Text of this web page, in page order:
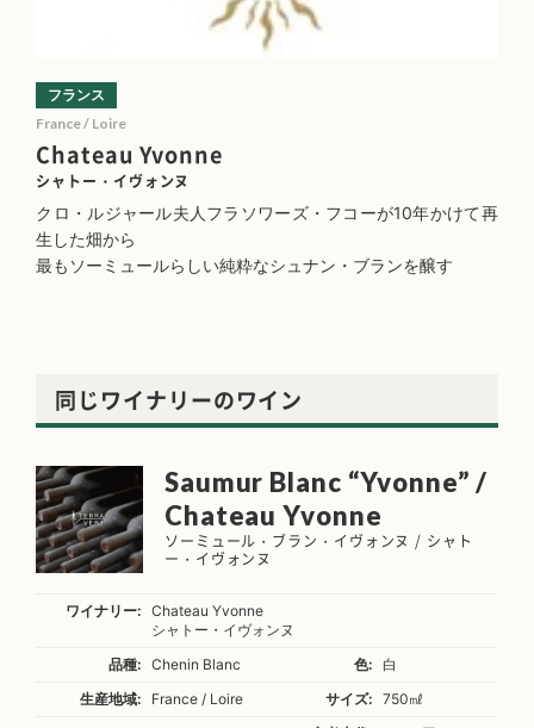
Chateau Yvonne
シャトー・イヴォンヌ
フランス
France / Loire
クロ・ルジャール夫人フラソワーズ・フコーが10年かけて再
生した畑から
最もソーミュールらしい純粋なシュナン・ブランを醸す
同じワイナリーのワイン
Saumur Blanc “Yvonne” /
Chateau Yvonne
ソーミュール・ブラン・イヴォンヌ / シャト
ー・イヴォンヌ
ワイナリー:
Chateau Yvonne
シャトー・イヴォンヌ
品種:
Chenin Blanc 色:
白
生産地域:
France / Loire サイズ:
750㎖